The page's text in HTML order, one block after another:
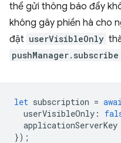
thể gửi thông báo đẩy
không gây phiền hà cho
đặt userVisibleOnly
pushManager.subscribe
let subscription =
userVisibleOnly :
applicationServerKey
});